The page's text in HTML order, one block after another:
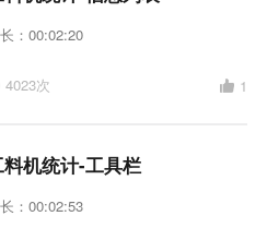
：00:02:20
4023次 1
机统计-工具栏
：00:02:53